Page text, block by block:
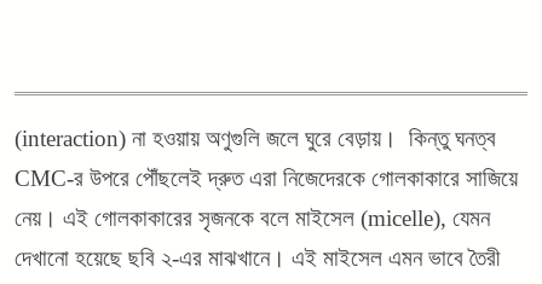
(interaction) না হওয়ায় অণুগুলি জলে ঘুরে বেড়ায়। কিন্তু ঘনত্ব
CMC-র উপরে পৌঁছলেই দ্রুত এরা নিজেদেরকে গোলকাকারে সাজিয়ে
নেয়। এই গোলকাকারের সৃজনকে বলে মাইসেল (micelle), যেমন
দেখানো হয়েছে ছবি ২-এর মাঝখানে। এই মাইসেল এমন ভাবে তৈরী